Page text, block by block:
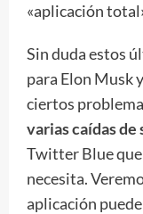
«aplicación
Sin duda estos
para Elon Musk
ciertos
varias caídas
Twitter Blue que
necesita.
aplicación